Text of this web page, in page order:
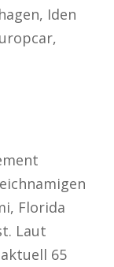
Iden
Florida
Laut
65